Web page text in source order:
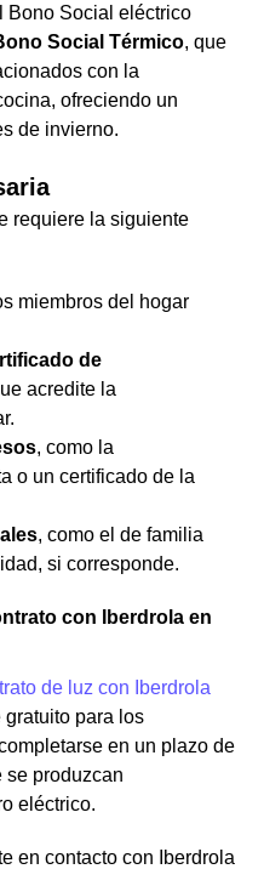
Bono Social eléctrico
Social Térmico, que
con la
ofreciendo un
de invierno.
requiere la siguiente
miembros del hogar
de
acredite la
, como la
o un certificado de la
, como el de familia
si corresponde.
con Iberdrola en
de luz con Iberdrola
para los
en un plazo de
se produzcan
eléctrico.
en contacto con Iberdrola